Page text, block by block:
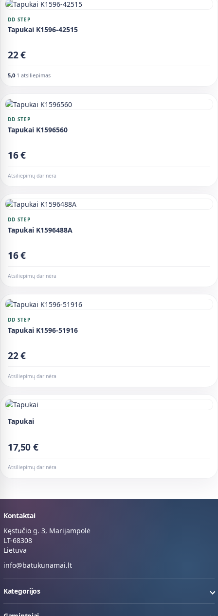
DD STEP
Tapukai K1596-42515
22 €
5,0·1 atsiliepimas
DD STEP
Tapukai K1596560
16 €
Atsiliepimų dar nėra
DD STEP
Tapukai K1596488A
16 €
Atsiliepimų dar nėra
DD STEP
Tapukai K1596-51916
22 €
Atsiliepimų dar nėra
Tapukai
17,50 €
Atsiliepimų dar nėra
Kontaktai
Kęstučio g. 3, Marijampolė
LT-68308
Lietuva
info@batukunamai.lt
Kategorijos